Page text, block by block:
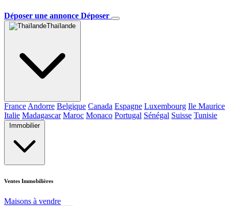
Déposer une annonce Déposer
Thaïlande
France Andorre Belgique Canada Espagne Luxembourg Ile Maurice
Italie Madagascar Maroc Monaco Portugal Sénégal Suisse Tunisie
Immobilier
Ventes Immobilières
Maisons à vendre